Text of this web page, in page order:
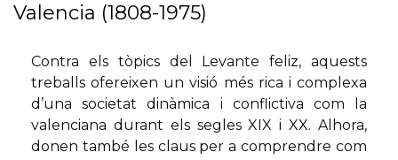
Valencia (1808-1975)
Contra els tòpics del Levante feliz, aquests
treballs ofereixen un visió més rica i complexa
d’una societat dinàmica i conflictiva com la
valenciana durant els segles XIX i XX. Alhora,
donen també les claus per a comprendre com